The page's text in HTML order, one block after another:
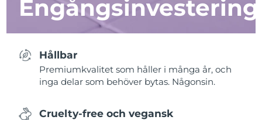
Engångsinvestering
Hållbar
Premiumkvalitet som håller i många år, och
inga delar som behöver bytas. Någonsin.
Cruelty-free och vegansk